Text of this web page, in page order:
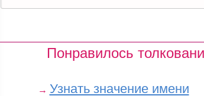
Понравилось
→ Узнать значение имени